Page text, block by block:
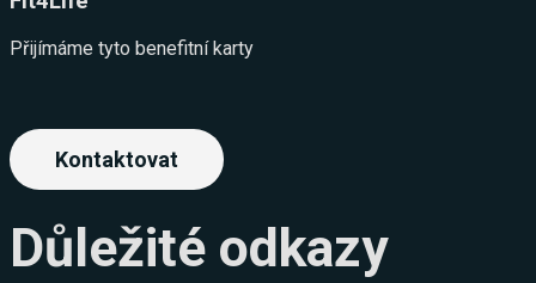
Přijímáme tyto benefitní karty
Kontaktovat
Důležité odkazy